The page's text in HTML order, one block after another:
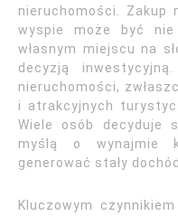
nieruchomości. Zakup
wyspie może być
własnym miejscu na
decyzją
nieruchomości,
i atrakcyjnych
Wiele osób decyduje
myślą o wynajmie
generować stały
Kluczowym